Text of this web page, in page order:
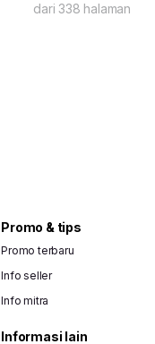
dari 338 halaman
Promo & tips
Promo terbaru
Info seller
Info mitra
Informasi lain